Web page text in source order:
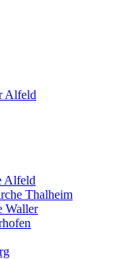
Alfeld
Alfeld
Thalheim
Waller